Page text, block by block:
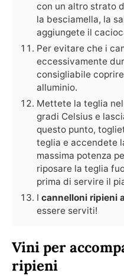
con un altro strato
la besciamella, la
aggiungete il
Per evitare che i
eccessivamente
consigliabile
alluminio.
Mettete la teglia
gradi Celsius e
questo punto,
teglia e accendete
massima potenza
riposare la teglia
prima di servire il
I cannelloni ripieni
essere serviti!
Vini per
ripieni